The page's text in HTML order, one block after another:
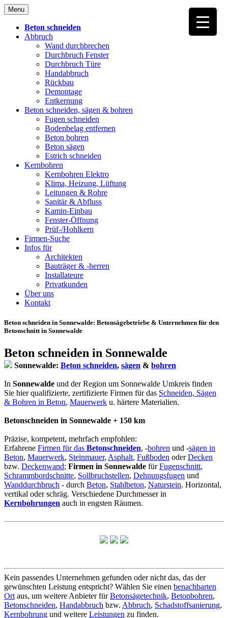
Skip
to
content
Menu
Beton schneiden
Abbruch
Wand durchbrechen
Durchbruch Fenster
Durchbruch Türe
Handabbruch
Rückbau
Demontage
Entkernung
Beton schneiden, sägen & bohren
Fugen schneiden
Bodenbelag entfernen
Beton bohren
Beton sägen
Estrich schneiden
Kernbohren
Kernbohren Elektro
Klima, Heizung, Lüftung
Leitungen & Rohre
Sanitär & Abfluss
Kamin-Einbau
Fenster-Öffnung
Prüf-/Hohlkern
Firmen-Suche
Infos für
Architekten
Bauträger & -herren
Installateure
Privatkunden
Über uns
Kontakt
Beton schneiden in Sonnewalde: Betonsägebetriebe & Unternehmen für den
Betonschnitt in Sonnewalde
Beton schneiden in Sonnewalde
Sonnewalde: Beton schneiden, sägen & bohren
In Sonnewalde und der Region um Sonnewalde Umkreis finden
Sie hier qualifizierte, zertifizierte Firmen für das Schneiden, Sägen
& Bohren in Beton, Mauerwerk u. härtere Materialien.
Betonschneiden in Sonnewalde + 150 km
Präzise, kompetent, mehrfach empfohlen:
Erfahrene Firmen für das Betonschneiden, -bohren und -sägen in
Beton, Mauerwerk, Steinmauer, Asphalt, Fußboden oderDecken
bzw. Deckenwand; Firmen in Sonnewalde fürFugenschnitt,
Schrammbordschnitte, Sollbruchstellen, Dehnungsfugen und
Wanddurchbruch - durch Beton, Stahlbeton, Naturstein. Horizontal,
vertikal oder schräg. Verschiedene Durchmesser in
Kernbohrungen auch in engsten Räumen.
Kein passendes Unternehmen gefunden oder nicht das, das der
gewünschten Leistung entspricht? Wählen Sie einen benachbarten
Ort aus, um weitere Anbieter fürBetonsägetechnik, Betonbohren,
Betonschneiden, Handabbruch bzw. Abbruch, Schadstoffsanierung,
Kernbohrung und weitere Leistungen zu finden.